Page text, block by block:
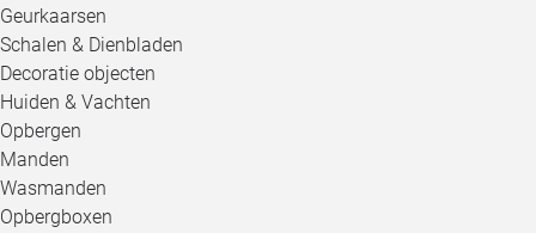
Geurkaarsen
Schalen & Dienbladen
Decoratie objecten
Huiden & Vachten
Opbergen
Manden
Wasmanden
Opbergboxen